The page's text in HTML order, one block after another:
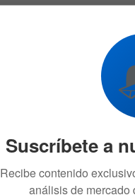
Suscríbete a
Recibe contenido
análisis de mercado